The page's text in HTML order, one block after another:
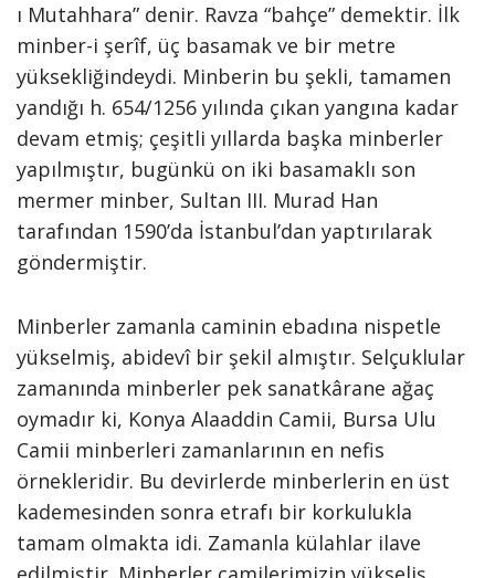
ı Mutahhara” denir. Ravza “bahçe” demektir. İlk
minber-i şerîf, üç basamak ve bir metre
yüksekliğindeydi. Minberin bu şekli, tamamen
yandığı h. 654/1256 yılında çıkan yangına kadar
devam etmiş; çeşitli yıllarda başka minberler
yapılmıştır, bugünkü on iki basamaklı son
mermer minber, Sultan III. Murad Han
tarafından 1590’da İstanbul’dan yaptırılarak
göndermiştir.
Minberler zamanla caminin ebadına nispetle
yükselmiş, abidevî bir şekil almıştır. Selçuklular
zamanında minberler pek sanatkârane ağaç
oymadır ki, Konya Alaaddin Camii, Bursa Ulu
Camii minberleri zamanlarının en nefis
örnekleridir. Bu devirlerde minberlerin en üst
kademesinden sonra etrafı bir korkulukla
tamam olmakta idi. Zamanla külahlar ilave